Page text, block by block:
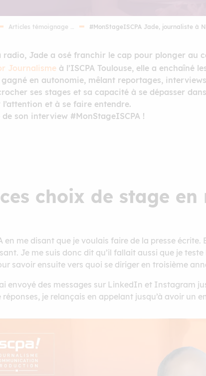
Articles témoignage … #MonStageISCPA Jade, journaliste à
radio, Jade a osé franchir le cap pour plonger
Journalisme à l’ISCPA Toulouse, elle a enchaîné
gagné en autonomie, mêlant reportages,
ses stages et sa capacité à se dépasser
et à se faire entendre.
son interview #MonStageISCPA !
choix de stage en
en me disant que je voulais faire de la presse
Je me suis donc dit qu’il fallait aussi que je
savoir ensuite vers quoi se diriger en troisième
envoyé des messages sur LinkedIn et Instagram
réponses, je relançais en appelant jusqu’à avoir un